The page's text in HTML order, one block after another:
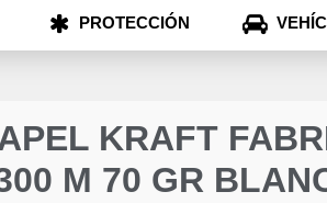
PROTECCIÓN
KRAFT
M 70 GR